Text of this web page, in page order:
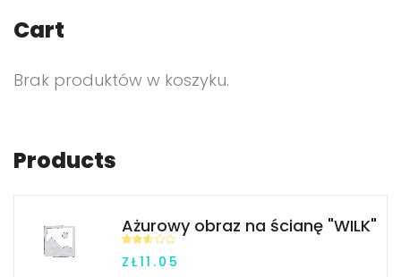
Cart
Brak produktów w koszyku.
Products
Ażurowy obraz na ścianę "WILK"
ono
ZŁ11.05